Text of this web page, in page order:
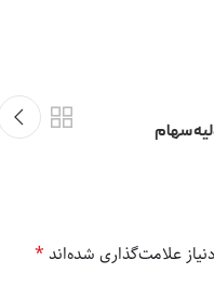
سهام
علامت‌گذاری شده‌اند*